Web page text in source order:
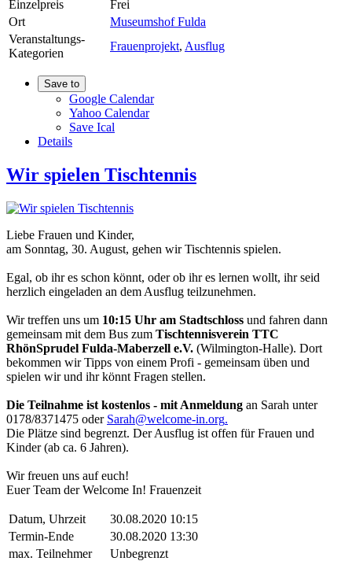
Einzelpreis
Frei
Ort
Museumshof Fulda
Veranstaltungs-
Kategorien
Frauenprojekt, Ausflug
Save to
Google Calendar
Yahoo Calendar
Save Ical
Details
Wir spielen Tischtennis
Liebe Frauen und Kinder,
am Sonntag, 30. August, gehen wir Tischtennis spielen.
Egal, ob ihr es schon könnt, oder ob ihr es lernen wollt, ihr seid
herzlich eingeladen an dem Ausflug teilzunehmen.
Wir treffen uns um 10:15 Uhr am Stadtschloss und fahren dann
gemeinsam mit dem Bus zum Tischtennisverein TTC
RhönSprudel Fulda-Maberzell e.V. (Wilmington-Halle). Dort
bekommen wir Tipps von einem Profi - gemeinsam üben und
spielen wir und ihr könnt Fragen stellen.
Die Teilnahme ist kostenlos - mit Anmeldung an Sarah unter
0178/8371475 oder Sarah@welcome-in.org.
Die Plätze sind begrenzt. Der Ausflug ist offen für Frauen und
Kinder (ab ca. 6 Jahren).
Wir freuen uns auf euch!
Euer Team der Welcome In! Frauenzeit
Datum, Uhrzeit
30.08.2020 10:15
Termin-Ende
30.08.2020 13:30
max. Teilnehmer
Unbegrenzt